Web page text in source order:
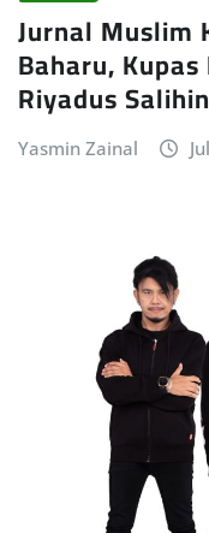
Jurnal Muslim
Baharu,
Riyadus Salihin
Yasmin Zainal